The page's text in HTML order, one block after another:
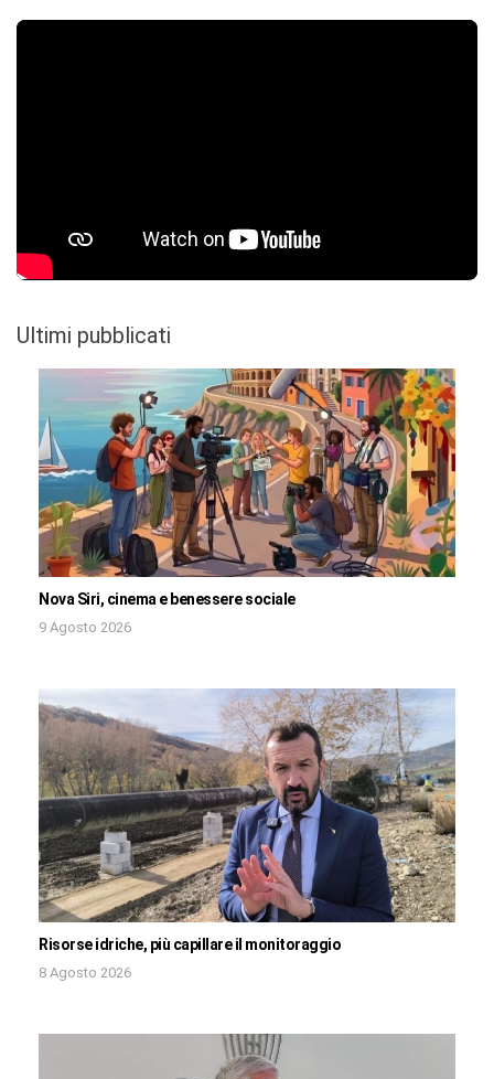
Ultimi pubblicati
Nova Siri, cinema e benessere sociale
9 Agosto 2026
Risorse idriche, più capillare il monitoraggio
8 Agosto 2026